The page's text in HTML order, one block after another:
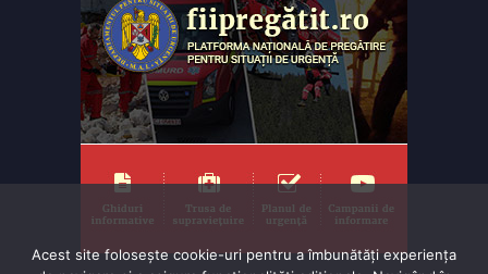
Acest site folosește cookie-uri pentru a îmbunătăți experiența